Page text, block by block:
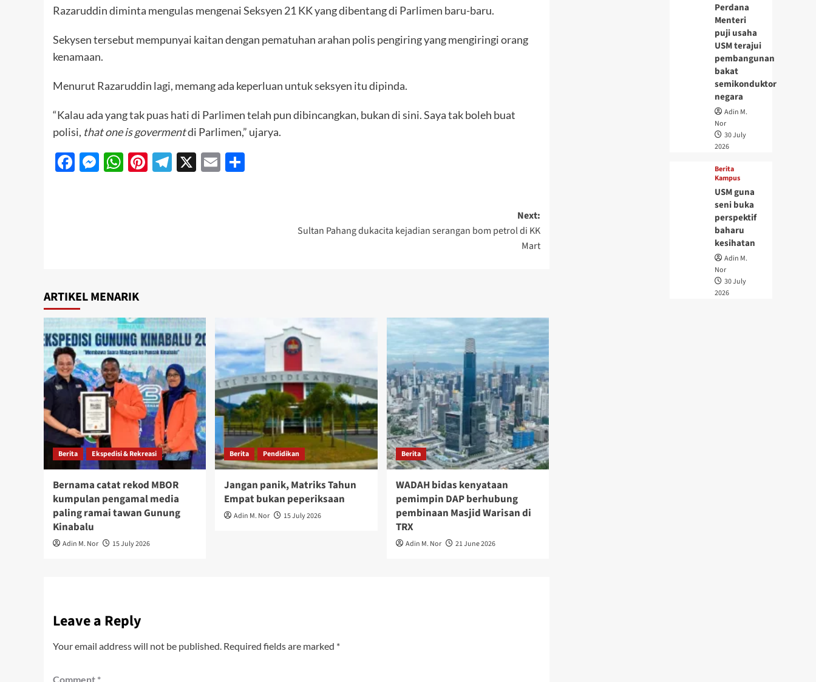
Razaruddin diminta mengulas mengenai Seksyen 21 KK yang dibentang di Parlimen baru-baru.
Sekysen tersebut mempunyai kaitan dengan pematuhan arahan polis pengiring yang mengiringi orang
kenamaan.
Menurut Razaruddin lagi, memang ada keperluan untuk seksyen itu dipinda.
“Kalau ada yang tak puas hati di Parlimen telah pun dibincangkan, bukan di sini. Saya tak boleh buat
polisi, that one is govermentdi Parlimen,” ujarya.
Facebook
Messenger
WhatsApp
Pinterest
Telegram
X Email
Next:
Sultan Pahang dukacita kejadian serangan bom petrol di KK
Mart
ARTIKEL MENARIK
Berita Ekspedisi & Rekreasi
Bernama catat rekod MBOR
kumpulan pengamal media
paling ramai tawan Gunung
Kinabalu
Adin M. Nor 15 July 2026
Berita Pendidikan
Jangan panik, Matriks Tahun
Empat bukan peperiksaan
Adin M. Nor 15 July 2026
Berita
WADAH bidas kenyataan
pemimpin DAP berhubung
pembinaan Masjid Warisan di
TRX
Adin M. Nor 21 June 2026
Leave a Reply
Your email address will not be published. Required fields are marked *
Comment *
Perdana
Menteri
puji usaha
USM terajui
pembangunan
bakat
semikonduktor
negara
Adin M.
Nor
30 July
2026
Berita
Kampus
USM guna
seni buka
perspektif
baharu
kesihatan
Adin M.
Nor
30 July
2026